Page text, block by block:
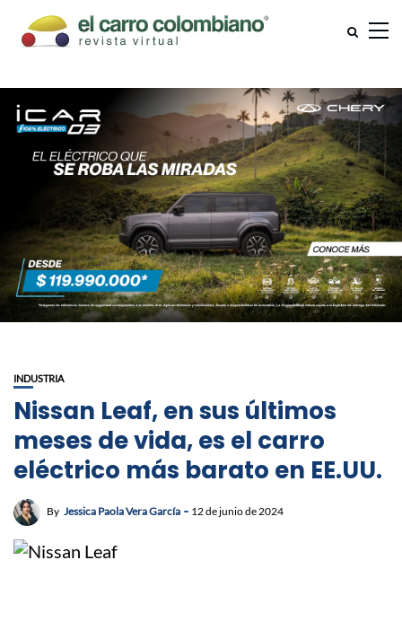
INDUSTRIA
Nissan Leaf, en sus últimos
meses de vida, es el carro
eléctrico más barato en EE.UU.
By Jessica Paola Vera García 12 de junio de 2024